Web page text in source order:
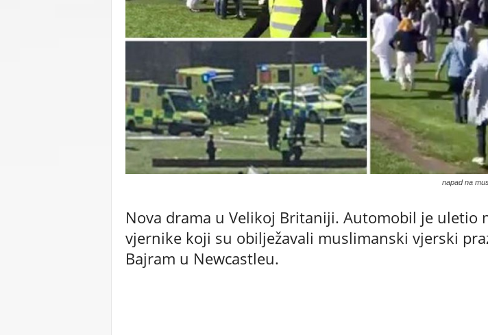
C
napad na
Nova drama u Velikoj Britaniji. Automobil je uletio
vjernike koji su obilježavali muslimanski vjerski
Bajram u Newcastleu.